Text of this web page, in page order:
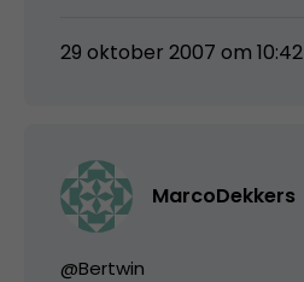
29 oktober 2007 om 10:42
MarcoDekkers
@Bertwin